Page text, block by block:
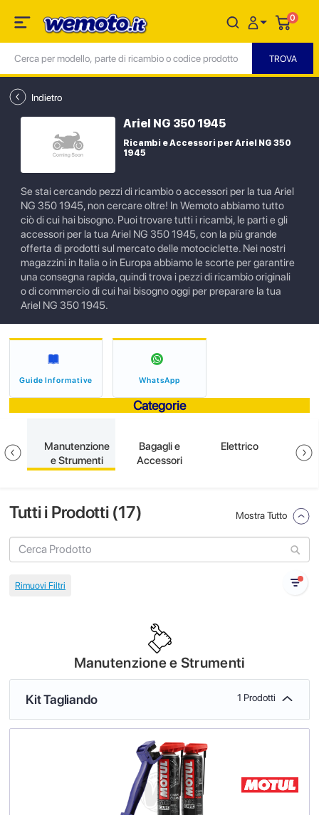
0
Indietro
Ariel NG 350 1945
Ricambi e Accessori per Ariel NG 350
1945
Se stai cercando pezzi di ricambio o accessori per la tua Ariel
NG 350 1945, non cercare oltre! In Wemoto abbiamo tutto
ciò di cui hai bisogno. Puoi trovare tutti i ricambi, le parti e gli
accessori per la tua Ariel NG 350 1945, con la più grande
offerta di prodotti sul mercato delle motociclette. Nei nostri
magazzini in Italia o in Europa abbiamo le scorte per garantire
una consegna rapida, quindi trova i pezzi di ricambio originali
o di commercio di cui hai bisogno oggi per preparare la tua
Ariel NG 350 1945.
Guide Informative WhatsApp
Categorie
Manutenzione
e Strumenti
Bagagli e
Accessori
Elettrico
Tutti i Prodotti (17) Mostra Tutto
Manutenzione e Strumenti
Kit Tagliando 1 Prodotti